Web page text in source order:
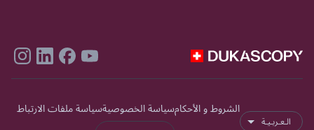
الـعـربـيـة
الشروط و الأحكامسياسة الخصوصيةسياسة ملفات الارتباط